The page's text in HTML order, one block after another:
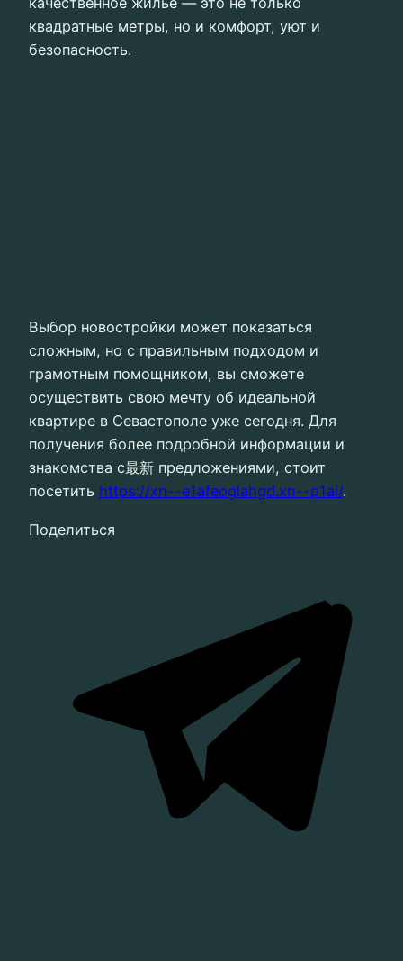
квадратные метры, но и комфорт, уют и
безопасность.
Выбор новостройки может показаться
сложным, но с правильным подходом и
грамотным помощником, вы сможете
осуществить свою мечту об идеальной
квартире в Севастополе уже сегодня. Для
получения более подробной информации и
знакомства с最新 предложениями, стоит
посетить https://xn--e1afeoglahgd.xn--p1ai/.
Поделиться